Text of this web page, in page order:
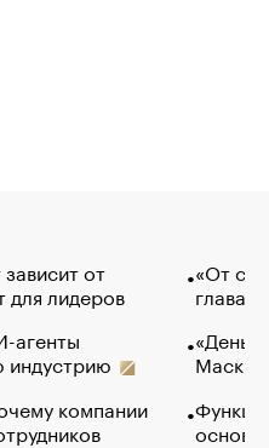
от
для лидеров
агенты
индустрию
компании
«От
глава
Маск в
основ